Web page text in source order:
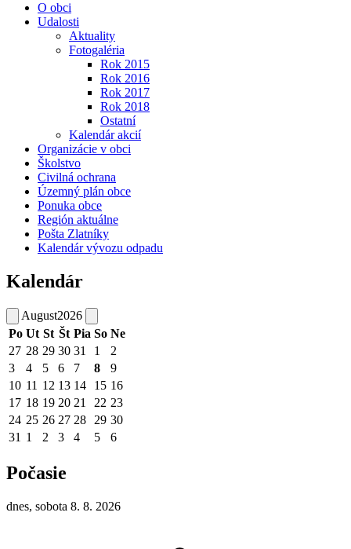
O obci
Udalosti
Aktuality
Fotogaléria
Rok 2015
Rok 2016
Rok 2017
Rok 2018
Ostatní
Kalendár akcií
Organizácie v obci
Školstvo
Civilná ochrana
Územný plán obce
Ponuka obce
Región aktuálne
Pošta Zlatníky
Kalendár vývozu odpadu
Kalendár
August2026
Po Ut St Št Pia So Ne
27 28 29 30 31 1
2
3
4 5 6 7 8
9
10 11 12 13 14 15 16
17 18 19 20 21 22 23
24 25 26 27 28 29 30
31 1 2 3 4 5 6
Počasie
dnes, sobota 8. 8. 2026